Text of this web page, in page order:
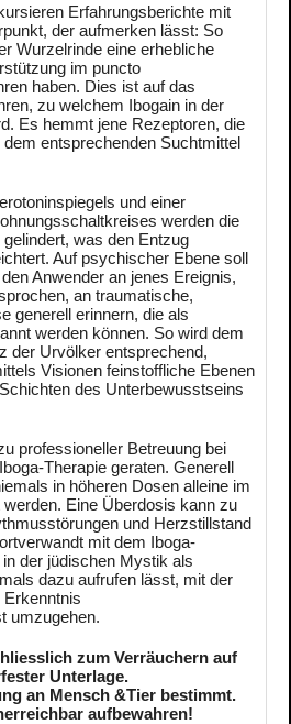
Erfahrungsberichte mit
der aufmerken lässt: So
Wurzelrinde eine erhebliche
im puncto
haben. Dies ist auf das
zu welchem Ibogain in der
Es hemmt jene Rezeptoren, die
entsprechenden Suchtmittel
und einer
werden die
was den Entzug
Auf psychischer Ebene soll
Anwender an jenes Ereignis,
an traumatische,
generell erinnern, die als
werden können. So wird dem
der Urvölker entsprechend,
Visionen feinstoffliche Ebenen
des Unterbewusstseins
professioneller Betreuung bei
Therapie geraten. Generell
in höheren Dosen alleine im
Eine Überdosis kann zu
und Herzstillstand
mit dem Iboga-
in der jüdischen Mystik als
dazu aufrufen lässt, mit der
umzugehen.
zum Verräuchern auf
Unterlage.
an Mensch &Tier bestimmt.
aufbewahren!